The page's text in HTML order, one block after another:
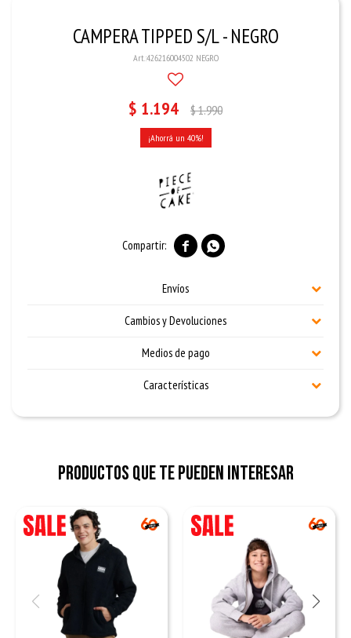
CAMPERA TIPPED S/L - NEGRO
426216004502 NEGRO
$ 1.194 $1.990
40
 
Envíos
Cambios y Devoluciones
Medios de pago
Características
Productos que te pueden interesar